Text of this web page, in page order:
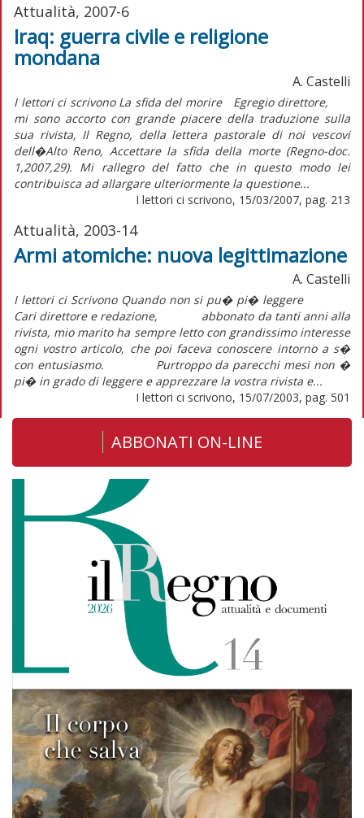
Attualità, 2007-6
Iraq: guerra civile e religione
mondana
A. Castelli
I lettori ci scrivono La sfida del morire Egregio direttore,
mi sono accorto con grande piacere della traduzione sulla
sua rivista, Il Regno, della lettera pastorale di noi vescovi
dell�Alto Reno, Accettare la sfida della morte (Regno-doc.
1,2007,29). Mi rallegro del fatto che in questo modo lei
contribuisca ad allargare ulteriormente la questione...
I lettori ci scrivono, 15/03/2007, pag. 213
Attualità, 2003-14
Armi atomiche: nuova legittimazione
A. Castelli
I lettori ci Scrivono Quando non si pu� pi� leggere
Cari direttore e redazione, abbonato da tanti anni alla
rivista, mio marito ha sempre letto con grandissimo interesse
ogni vostro articolo, che poi faceva conoscere intorno a s�
con entusiasmo. Purtroppo da parecchi mesi non �
pi� in grado di leggere e apprezzare la vostra rivista e...
I lettori ci scrivono, 15/07/2003, pag. 501
ABBONATI ON-LINE